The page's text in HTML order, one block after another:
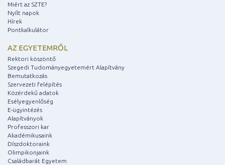
Miért az SZTE?
Nyílt napok
Hírek
Pontkalkulátor
AZ EGYETEMRŐL
Rektori köszöntő
Szegedi Tudományegyetemért Alapítvány
Bemutatkozás
Szervezeti felépítés
Közérdekű adatok
Esélyegyenlőség
E-ügyintézés
Alapítványok
Professzori kar
Akadémikusaink
Díszdoktoraink
Olimpikonjaink
Családbarát Egyetem